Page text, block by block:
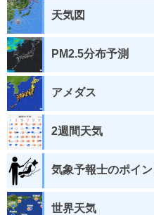
天気図
PM2.5分布予測
アメダス
2週間天気
気象予報士のポイ
世界天気